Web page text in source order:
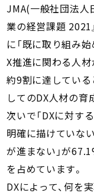
JMA(一般社団法人
業の経営課題 2021
に「既に取り組み
X推進に関わる人
約9割に達している
してのDX人材の育
次いで「DXに対す
明確に描けていな
が進まない」が
を占めています。
DXによって、何を